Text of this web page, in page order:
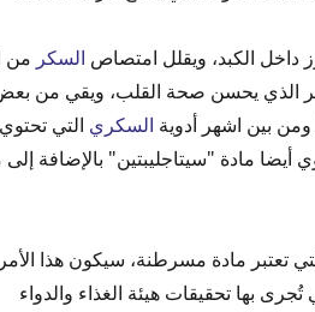
داخل الكبد، ويقلل امتصاص السكر من
الذي يحسن صحة القلب، ويقي من
بين اشهر أدوية السكري التي
مادة "سيتاجليبتين" بالإضافة إلى
تعتبر مادة مسرطنة، سيكون هذا الأمر
بها تحقيقات هيئة الغذاء والدواء